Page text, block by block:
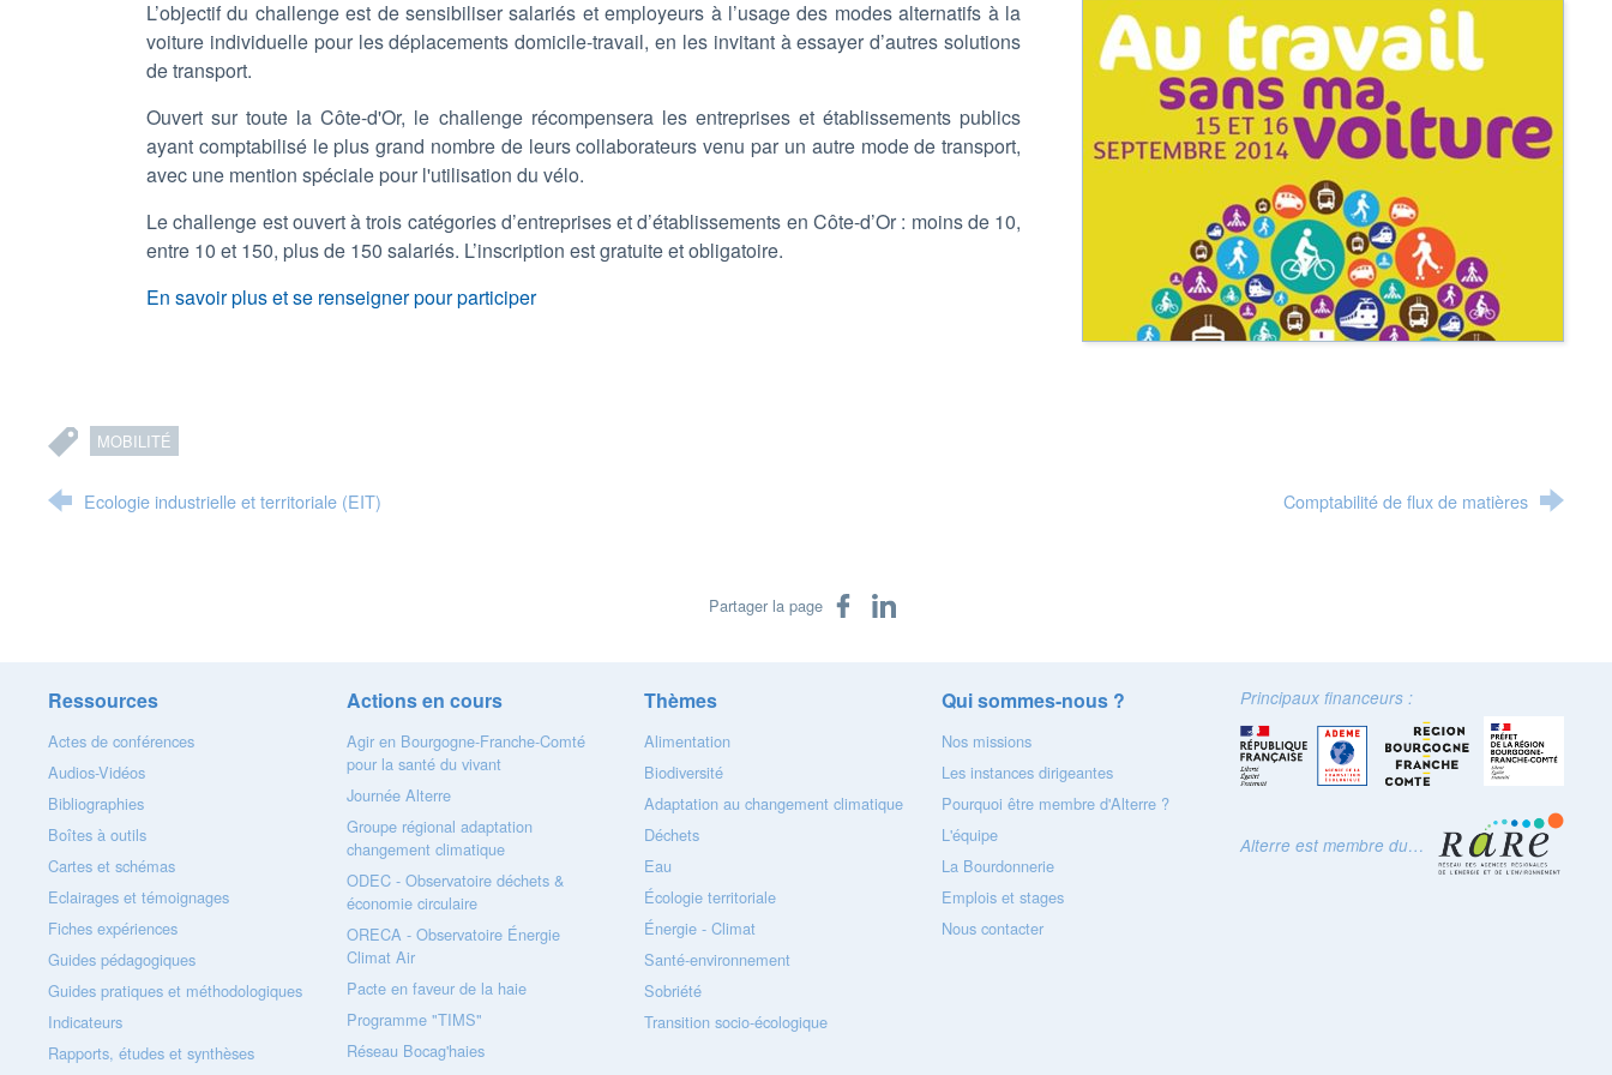
L’objectif du challenge est de sensibiliser salariés et employeurs à l’usage des modes alternatifs à la
voiture individuelle pour les déplacements domicile-travail, en les invitant à essayer d’autres solutions
de transport.
Ouvert sur toute la Côte-d'Or, le challenge récompensera les entreprises et établissements publics
ayant comptabilisé le plus grand nombre de leurs collaborateurs venu par un autre mode de transport,
avec une mention spéciale pour l'utilisation du vélo.
Le challenge est ouvert à trois catégories d’entreprises et d’établissements en Côte-d’Or : moins de 10,
entre 10 et 150, plus de 150 salariés. L’inscription est gratuite et obligatoire.
En savoir plus et se renseigner pour participer
MOBILITÉ
Ecologie industrielle et territoriale (EIT) Comptabilité de flux de matières
Partager la page Partager sur Facebook
Partager sur LinkedIn
Ressources
Actes de conférences
Audios-Vidéos
Bibliographies
Boîtes à outils
Cartes et schémas
Eclairages et témoignages
Fiches expériences
Guides pédagogiques
Guides pratiques et méthodologiques
Indicateurs
Rapports, études et synthèses
Actions en cours
Agir en Bourgogne-Franche-Comté
pour la santé du vivant
Journée Alterre
Groupe régional adaptation
changement climatique
ODEC - Observatoire déchets &
économie circulaire
ORECA - Observatoire Énergie
Climat Air
Pacte en faveur de la haie
Programme "TIMS"
Réseau Bocag'haies
Thèmes
Alimentation
Biodiversité
Adaptation au changement climatique
Déchets
Eau
Écologie territoriale
Énergie - Climat
Santé-environnement
Sobriété
Transition socio-écologique
Qui sommes-nous ?
Nos missions
Les instances dirigeantes
Pourquoi être membre d'Alterre ?
L'équipe
La Bourdonnerie
Emplois et stages
Nous contacter
Principaux financeurs :
Alterre est membre du…